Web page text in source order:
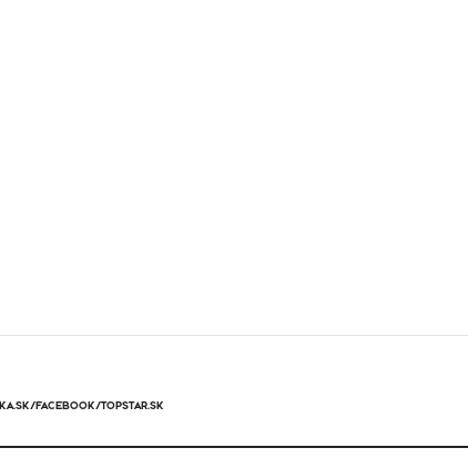
FACEBOOK/TOPSTAR.SK